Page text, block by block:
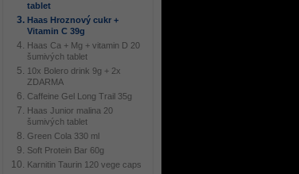
tablet
Haas Hroznový cukr +
Vitamin C 39g
Haas Ca + Mg + vitamin D 20
šumivých tablet
10x Bolero drink 9g + 2x
ZDARMA
Caffeine Gel Long Trail 35g
Haas Junior malina 20
šumivých tablet
Green Cola 330 ml
Soft Protein Bar 60g
Karnitin Taurin 120 vege caps